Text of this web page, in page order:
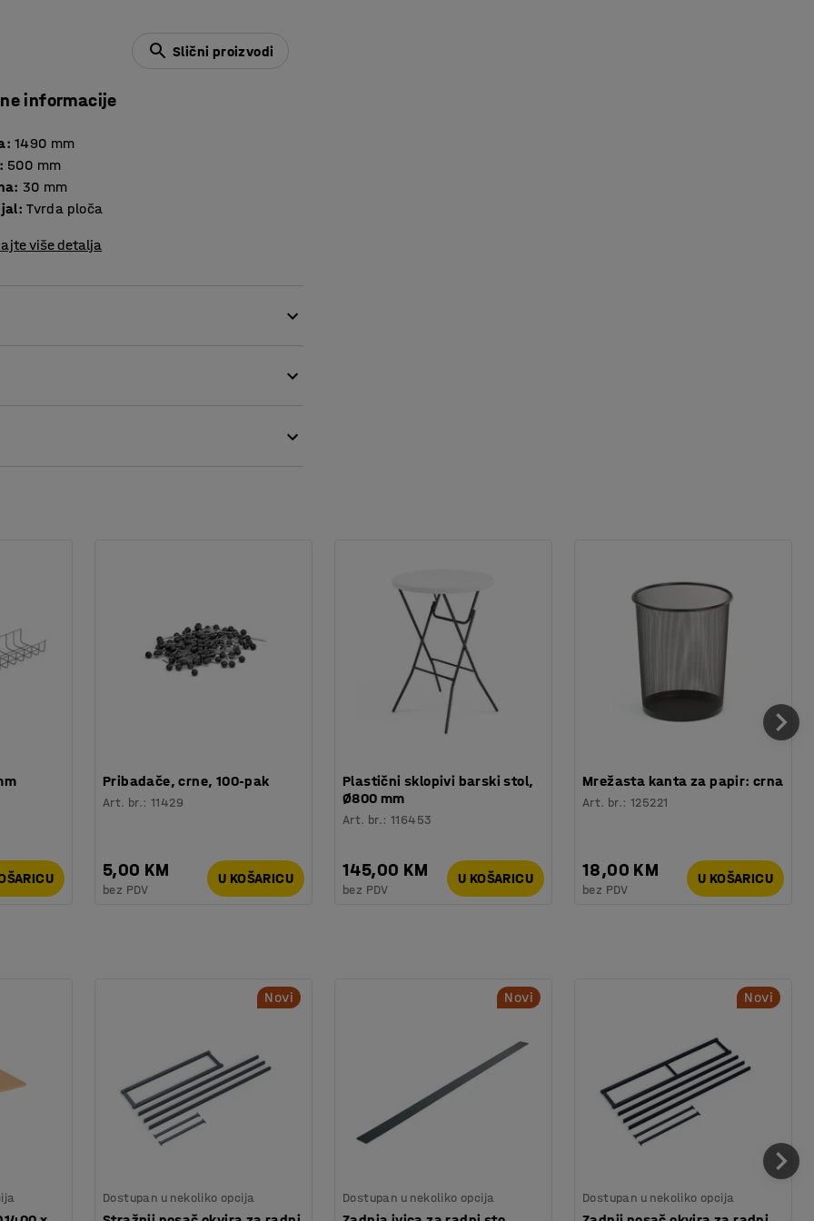
Slični proizvodi
informacije
: 1490 mm
: 500 mm
: 30 mm
: Tvrda ploča
više detalja
Pribadače, crne, 100-pak
Art. br.:11429
5,00 KM
bez PDV
U KOŠARICU
Plastični sklopivi barski stol,
Ø800 mm
Art. br.:116453
145,00 KM
bez PDV
U KOŠARICU
Mrežasta kanta za papir: crna
Art. br.:125221
18,00 KM
bez PDV
U KOŠARICU
Novi
Dostupan u nekoliko opcija
Novi
Dostupan u nekoliko opcija
Novi
Dostupan u nekoliko opcija